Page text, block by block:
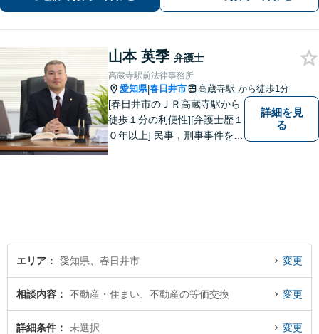
山本 英季 弁護士
高蔵寺駅前法律事務所
愛知県|春日井市 高蔵寺駅 から徒歩1分
[春日井市のＪＲ高蔵寺駅から
徒歩１分の利便性][弁護士歴１
０年以上] 民事，刑事事件を問
い。
詳細を見
る
エリア 愛知県、春日井市 変更
相談内容 不動産・住まい、不動産の等価交換 変更
詳細条件 未選択 変更